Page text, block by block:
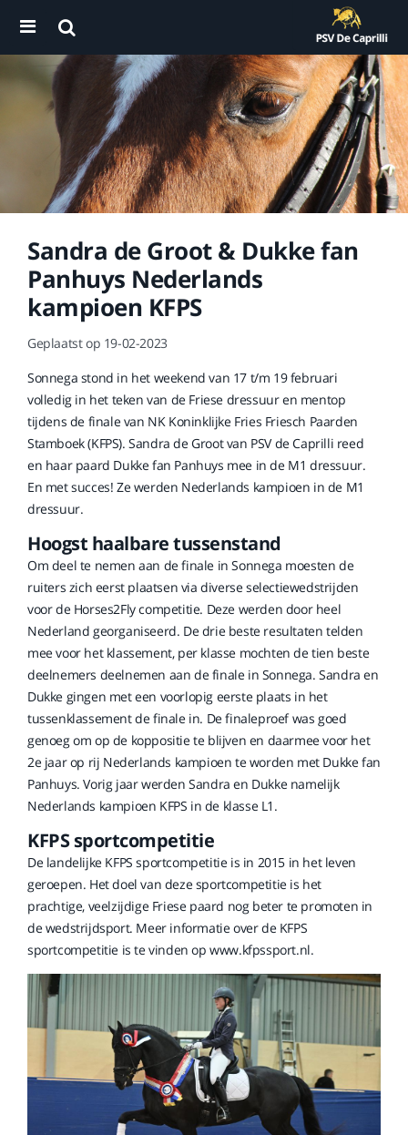
Sandra de Groot & Dukke fan
Panhuys Nederlands
kampioen KFPS
Geplaatst op 19-02-2023
Sonnega stond in het weekend van 17 t/m 19 februari
volledig in het teken van de Friese dressuur en mentop
tijdens de finale van NK Koninklijke Fries Friesch Paarden
Stamboek (KFPS). Sandra de Groot van PSV de Caprilli reed
en haar paard Dukke fan Panhuys mee in de M1 dressuur.
En met succes! Ze werden Nederlands kampioen in de M1
dressuur.
Hoogst haalbare tussenstand
Om deel te nemen aan de finale in Sonnega moesten de
ruiters zich eerst plaatsen via diverse selectiewedstrijden
voor de Horses2Fly competitie. Deze werden door heel
Nederland georganiseerd. De drie beste resultaten telden
mee voor het klassement, per klasse mochten de tien beste
deelnemers deelnemen aan de finale in Sonnega. Sandra en
Dukke gingen met een voorlopig eerste plaats in het
tussenklassement de finale in. De finaleproef was goed
genoeg om op de koppositie te blijven en daarmee voor het
2e jaar op rij Nederlands kampioen te worden met Dukke fan
Panhuys. Vorig jaar werden Sandra en Dukke namelijk
Nederlands kampioen KFPS in de klasse L1.
KFPS sportcompetitie
De landelijke KFPS sportcompetitie is in 2015 in het leven
geroepen. Het doel van deze sportcompetitie is het
prachtige, veelzijdige Friese paard nog beter te promoten in
de wedstrijdsport. Meer informatie over de KFPS
sportcompetitie is te vinden op www.kfpssport.nl.